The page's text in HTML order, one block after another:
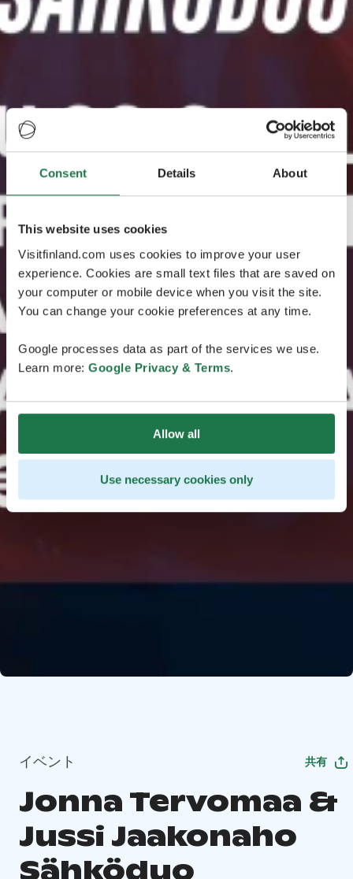
Consent Details About
This website uses cookies
Visitfinland.com uses cookies to improve your user
experience. Cookies are small text files that are saved on
your computer or mobile device when you visit the site.
You can change your cookie preferences at any time.
Google processes data as part of the services we use.
Learn more: Google Privacy & Terms.
Allow all
Use necessary cookies only
イベント 共有
Jonna Tervomaa &
Jussi Jaakonaho
Sähköduo